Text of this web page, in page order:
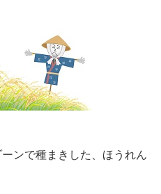
ンで種まきした、ほうれん